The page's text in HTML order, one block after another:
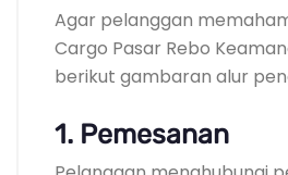
Agar pelanggan
Cargo Pasar Rebo
berikut gambaran alur
1. Pemesanan